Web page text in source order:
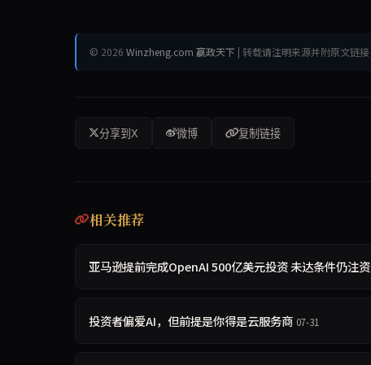
© 2026 Winzheng.com 赢政天下 | 转载请注明来源并附原文链接
分享到X 微博 复制链接
相关推荐
亚马逊提前完成OpenAI 500亿美元投资 未达条件仍注资
投资者偏爱AI，但前提是你得是云服务商 07-31